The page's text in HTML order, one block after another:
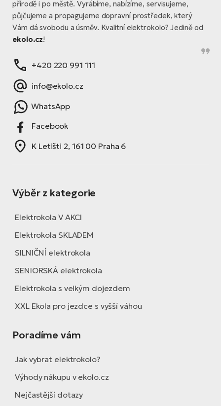
přírodě i po městě. Vyrábíme, nabízíme, servisujeme,
půjčujeme a propagujeme dopravní prostředek, který
Vám dá svobodu a úsměv. Kvalitní elektrokolo? Jedině od
ekolo.cz!
+420 220 991 111
info@ekolo.cz
WhatsApp
Facebook
K Letišti 2, 161 00 Praha 6
Výběr z kategorie
Elektrokola V AKCI
Elektrokola SKLADEM
SILNIČNÍ elektrokola
SENIORSKÁ elektrokola
Elektrokola s velkým dojezdem
XXL Ekola pro jezdce s vyšší váhou
Poradíme vám
Jak vybrat elektrokolo?
Výhody nákupu v ekolo.cz
Nejčastější dotazy